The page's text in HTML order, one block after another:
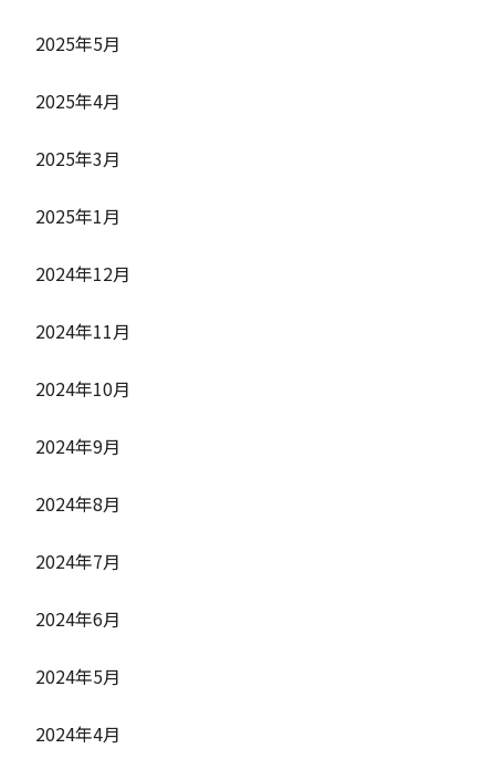
2025年5月
2025年4月
2025年3月
2025年1月
2024年12月
2024年11月
2024年10月
2024年9月
2024年8月
2024年7月
2024年6月
2024年5月
2024年4月